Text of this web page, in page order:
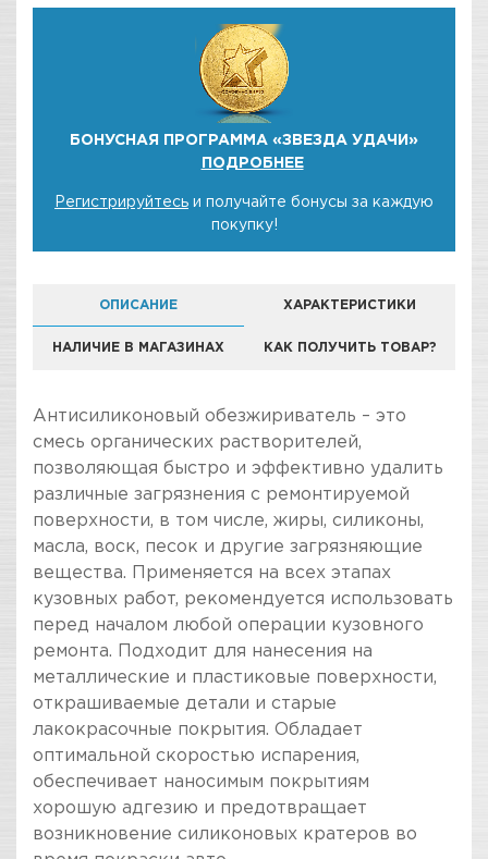
БОНУСНАЯ ПРОГРАММА «ЗВЕЗДА УДАЧИ»
ПОДРОБНЕЕ
Регистрируйтесь и получайте бонусы за каждую
покупку!
ОПИСАНИЕ ХАРАКТЕРИСТИКИ
НАЛИЧИЕ В МАГАЗИНАХ КАК ПОЛУЧИТЬ ТОВАР?
Антисиликоновый обезжириватель – это
смесь органических растворителей,
позволяющая быстро и эффективно удалить
различные загрязнения с ремонтируемой
поверхности, в том числе, жиры, силиконы,
масла, воск, песок и другие загрязняющие
вещества. Применяется на всех этапах
кузовных работ, рекомендуется использовать
перед началом любой операции кузовного
ремонта. Подходит для нанесения на
металлические и пластиковые поверхности,
открашиваемые детали и старые
лакокрасочные покрытия. Обладает
оптимальной скоростью испарения,
обеспечивает наносимым покрытиям
хорошую адгезию и предотвращает
возникновение силиконовых кратеров во